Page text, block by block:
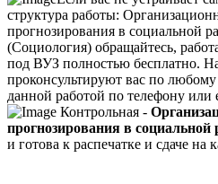
структура работы:
прогнозирования в социальной
(Социология) обращайтесь,
под ВУЗ полностью бесплатно.
проконсультируют вас по
данной работой по телефону или
Контрольная -
прогнозирования в социальной
и готова к распечатке и сдаче на